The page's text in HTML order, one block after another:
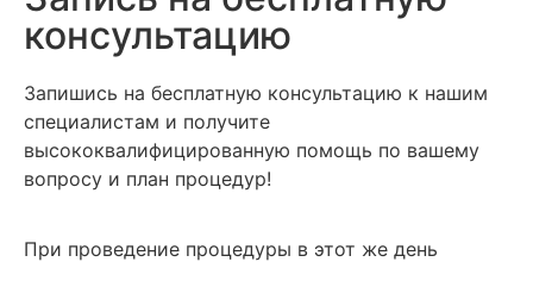
консультацию
Запишись на бесплатную консультацию к нашим
специалистам и получите
высококвалифицированную помощь по вашему
вопросу и план процедур!
При проведение процедуры в этот же день